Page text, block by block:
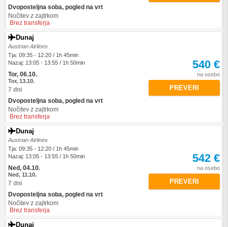
Dvoposteljna soba, pogled na vrt
Nočitev z zajtrkom
Brez transferja
Dunaj
Austrian Airlines
Tja: 09:35 - 12:20 / 1h 45min
Nazaj: 13:05 - 13:55 / 1h 50min
Tor, 06.10.
Tor, 13.10.
7 dni
Dvoposteljna soba, pogled na vrt
Nočitev z zajtrkom
Brez transferja
540 €
na osebo
PREVERI
Dunaj
Austrian Airlines
Tja: 09:35 - 12:20 / 1h 45min
Nazaj: 13:05 - 13:55 / 1h 50min
Ned, 04.10.
Ned, 11.10.
7 dni
Dvoposteljna soba, pogled na vrt
Nočitev z zajtrkom
Brez transferja
542 €
na osebo
PREVERI
Dunaj